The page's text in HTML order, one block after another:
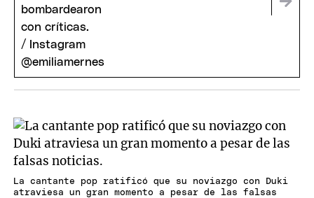
La cantante pop ratificó que su noviazgo con Duki
atraviesa un gran momento a pesar de las falsas